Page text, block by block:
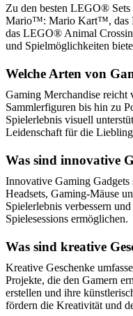
Zu den besten LEGO®
Mario™: Mario Kart™, das
das LEGO® Animal
und Spielmöglichkeiten
Welche Arten von
Gaming Merchandise reicht
Sammlerfiguren bis hin zu
Spielerlebnis visuell
Leidenschaft für die
Was sind innovative
Innovative Gaming
Headsets, Gaming-Mäuse
Spielerlebnis verbessern
Spielesessions ermöglichen.
Was sind kreative
Kreative Geschenke
Projekte, die den Gamern
erstellen und ihre
fördern die Kreativität und